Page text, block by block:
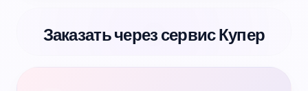
Заказать через сервис Купер